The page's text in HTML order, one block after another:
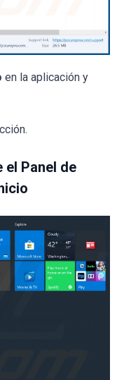
en la aplicación y
el Panel de